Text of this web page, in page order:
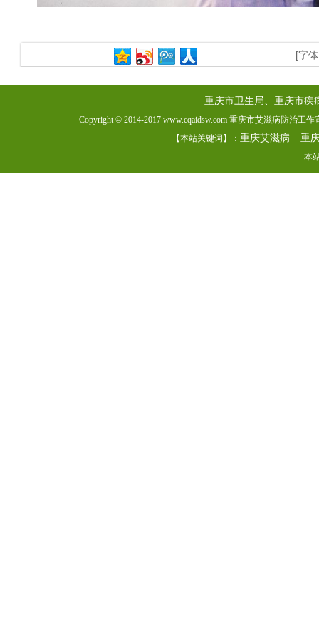
[字
重庆市卫生局、重庆市疾
Copyright © 2014-2017 www.cqaidsw.com 重庆市艾滋病防治工
【本站关键词】： 重庆艾滋病 重
本